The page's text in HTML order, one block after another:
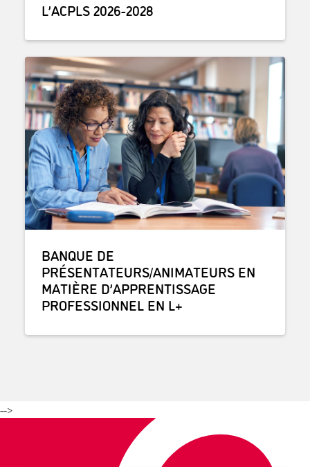
L’ACPLS 2026-2028
BANQUE DE
PRÉSENTATEURS/ANIMATEURS EN
MATIÈRE D’APPRENTISSAGE
PROFESSIONNEL EN L+
-->